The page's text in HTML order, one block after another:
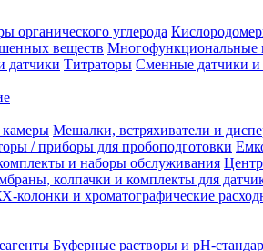
органического углерода
веществ Многофункциональные
датчики Титраторы Сменные датчики и
камеры Мешалки, встряхиватели и
/ приборы для пробоподготовки
и наборы обслуживания
колпачки и комплекты для
колонки и хроматографические
Буферные растворы и pH-